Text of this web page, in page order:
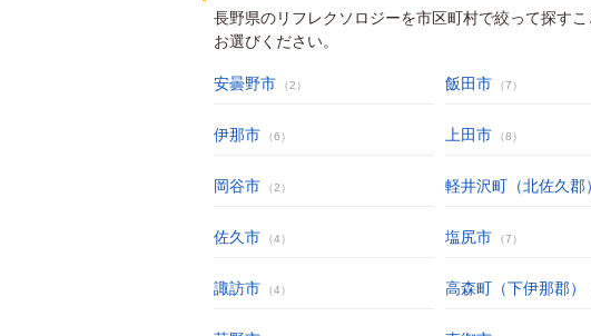
長野県のリフレクソロジーを市区町村で絞って探す
お選びください。
安曇野市 （2） 飯田市 （7）
伊那市 （6） 上田市 （8）
岡谷市 （2） 軽井沢町（北佐久郡）
佐久市 （4） 塩尻市 （7）
諏訪市 （4） 高森町（下伊那郡）